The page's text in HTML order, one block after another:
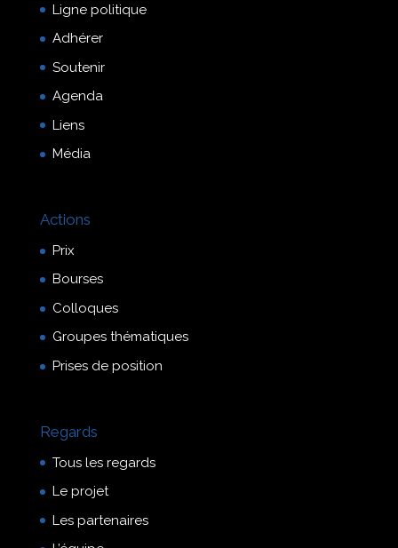
Ligne politique
Adhérer
Soutenir
Agenda
Liens
Média
Actions
Prix
Bourses
Colloques
Groupes thématiques
Prises de position
Regards
Tous les regards
Le projet
Les partenaires